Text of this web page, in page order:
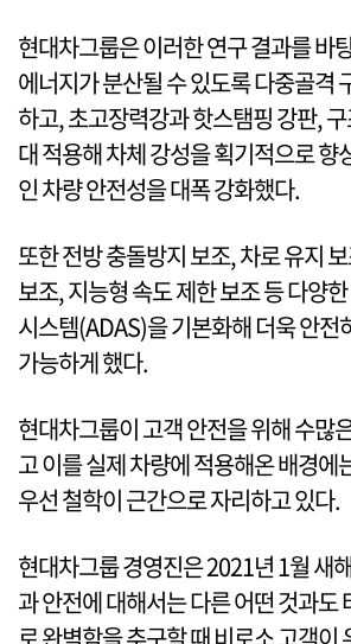
현대차그룹은 이러한 연구 결과를 바
에너지가 분산될 수 있도록 다중골격
하고, 초고장력강과 핫스탬핑 강판,
대 적용해 차체 강성을 획기적으로 향
인 차량 안전성을 대폭 강화했다.
또한 전방 충돌방지 보조, 차로 유지
보조, 지능형 속도 제한 보조 등 다양
시스템(ADAS)을 기본화해 더욱 안전
가능하게 했다.
현대차그룹이 고객 안전을 위해 수많
고 이를 실제 차량에 적용해온 배경에
우선 철학이 근간으로 자리하고 있다.
현대차그룹 경영진은 2021년 1월 새
과 안전에 대해서는 다른 어떤 것과도